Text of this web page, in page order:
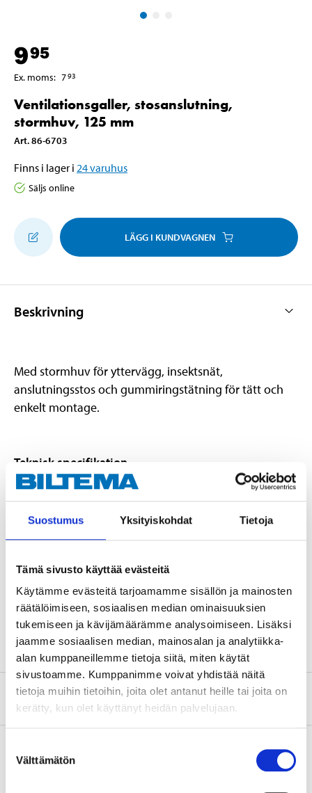
Suostumus Yksityiskohdat Tietoja
Tämä sivusto käyttää evästeitä
Käytämme evästeitä tarjoamamme sisällön ja mainosten
räätälöimiseen, sosiaalisen median ominaisuuksien
tukemiseen ja kävijämäärämme analysoimiseen. Lisäksi
jaamme sosiaalisen median, mainosalan ja analytiikka-
alan kumppaneillemme tietoja siitä, miten käytät
sivustoamme. Kumppanimme voivat yhdistää näitä
tietoja muihin tietoihin, joita olet antanut heille tai joita on
kerätty, kun olet käyttänyt heidän palvelujaan.
valinta
Välttämätön
995
Ex. moms: 793
Ventilationsgaller, stosanslutning,
stormhuv, 125 mm
Art.86-6703
Finns i lager i 24varuhus
Säljs online
LÄGG I KUNDVAGNEN
Beskrivning
Med stormhuv för yttervägg, insektsnät,
anslutningsstos och gummiringstätning för tätt och
enkelt montage.
Teknisk specifikation
Material
Stål
Ytbehandling
Varmförzinkad, FZV
Bredd
Höjd
170 mm
Tjocklek
0,7 mm
Om tillverkaren